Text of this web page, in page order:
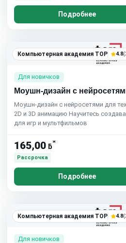
Подробнее
Компьютерная академия TOP 4.8
Для новичков
Моушн-дизайн с
Моушн-дизайн с нейросетями для
2D и 3D анимацию Научитесь
для игр и мультфильмов
165,00 ƃ*
Рассрочка
Подробнее
Компьютерная академия TOP 4.8
Для новичков